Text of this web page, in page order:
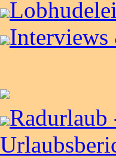
Interviews
Radurlaub